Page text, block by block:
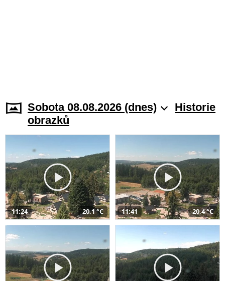
Sobota 08.08.2026 (dnes)
Historie
obrazků
11:24 20,1 °C 11:41 20,4 °C